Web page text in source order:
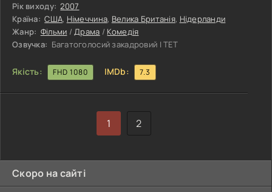
негайно з'їхалися, щоб оплакати старого, поховати його і
жити далі. Здавалося б, що може статися на звичайній
панахиді? Однак плутанина почалася одразу ж, щойно в
будинок привезли тіло померлого діда. Як з'ясувалося,
сталася помилка,
Рік виходу: 2007
Країна: США, Німеччина, Велика Британія, Нідерланди
Жанр: Фільми /Драма / Комедія
Озвучка: Багатоголосий закадровий | ТЕТ
Якість: FHD 1080 IMDb: 7.3
1 2
Скоро на сайті